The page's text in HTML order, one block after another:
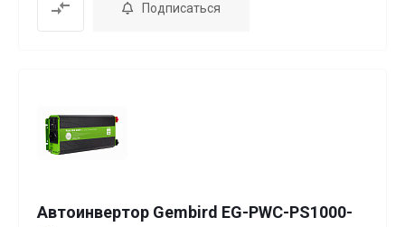
Подписаться
Автоинвертор Gembird EG-PWC-PS1000-